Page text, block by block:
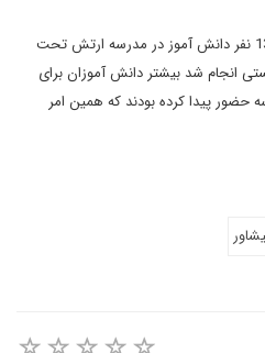
به گزارش خبرنگار فارس، بیش از 1300 نفر دانش آموز در مدرسه ارتش تحت
انجام شد بیشتر دانش آموزان برای
حضور پیدا کرده بودند که همین امر